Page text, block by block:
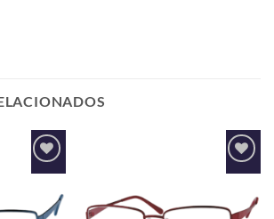
Añadir
lista de
deseos
Añadir
lista de
deseos